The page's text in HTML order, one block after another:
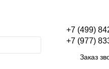
+7 (499)
+7 (977)
Заказ